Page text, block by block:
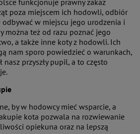
poza miejscem ich hodowli, odbiór
odbywać w miejscu jego urodzenia i
można też od razu poznać jego
a także inne koty z hodowli. Ich
nam sporo powiedzieć o warunkach,
nasz przyszły pupil, a to często
by w hodowcy mieć wsparcie, a
kota pozwala na rozwiewanie
opiekuna oraz na lepszą